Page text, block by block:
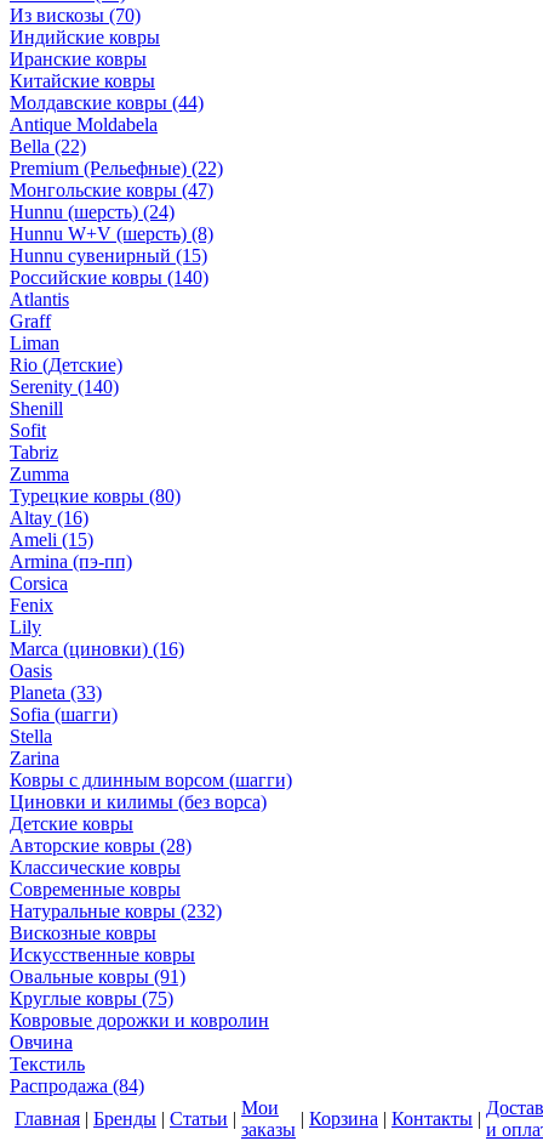
Из вискозы (70)
Индийские ковры
Иранские ковры
Китайские ковры
Молдавские ковры (44)
Antique Moldabela
Bella (22)
Premium (Рельефные) (22)
Монгольские ковры (47)
Hunnu (шерсть) (24)
Hunnu W+V (шерсть) (8)
Hunnu сувенирный (15)
Российские ковры (140)
Atlantis
Graff
Liman
Rio (Детские)
Serenity (140)
Shenill
Sofit
Tabriz
Zumma
Турецкие ковры (80)
Altay (16)
Ameli (15)
Armina (пэ-пп)
Corsica
Fenix
Lily
Marca (циновки) (16)
Oasis
Planeta (33)
Sofia (шагги)
Stella
Zarina
Ковры с длинным ворсом (шагги)
Циновки и килимы (без ворса)
Детские ковры
Авторские ковры (28)
Классические ковры
Современные ковры
Натуральные ковры (232)
Вискозные ковры
Искусственные ковры
Овальные ковры (91)
Круглые ковры (75)
Ковровые дорожки и ковролин
Овчина
Текстиль
Распродажа (84)
Главная | Бренды | Статьи |
Мои
заказы
| Корзина | Контакты |
и